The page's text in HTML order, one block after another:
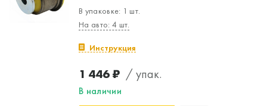
В упаковке: 1 шт.
На авто: 4 шт.
Инструкция
1 446 ₽ / упак.
В наличии